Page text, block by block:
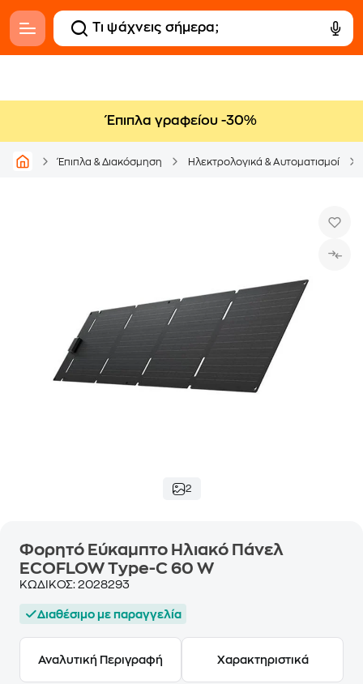
Έπιπλα γραφείου -30%
Έπιπλα & Διακόσμηση Ηλεκτρολογικά & Αυτοματισμοί
2
Φορητό Εύκαμπτο Ηλιακό Πάνελ
ECOFLOW Type-C 60 W
ΚΩΔΙΚΟΣ: 2028293
Διαθέσιμο με παραγγελία
Αναλυτική Περιγραφή Χαρακτηριστικά